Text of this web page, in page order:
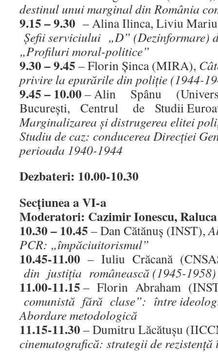
destinul unui marginal din România
9.15 – 9.30 – Alina Ilinca, Liviu
Şefii serviciului „D” (Dezinformare)
„Profiluri moral-politice”
9.30 – 9.45 – Florin Şinca (MIRA),
privire la epurările din poliţie (1944-
9.45 – 10.00 – Alin Spânu
Bucureşti, Centrul de Studii
Marginalizarea şi distrugerea elitei
Studiu de caz: conducerea Direcţiei
perioada 1940-1944
Dezbateri: 10.00-10.30
Secţiunea a VI-a
Moderatori: Cazimir Ionescu,
10.30 – 10.45 – Dan Cătănuş (INST),
PCR: „împăciuitorismul”
10.45-11.00 – Iuliu Crăcană
din justiţia românească (1945-1958)
11.00-11.15 – Florin Abraham
comunistă fără clase”: între
Abordare metodologică
11.15-11.30 – Dumitru Lăcătuşu
cinematografică: strategii de rezistenţă